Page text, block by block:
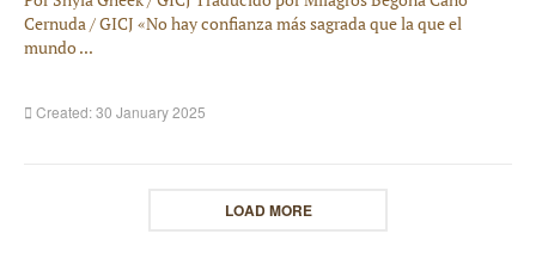
Cernuda / GICJ «No hay confianza más sagrada que la que el
mundo ...
Created: 30 January 2025
LOAD MORE